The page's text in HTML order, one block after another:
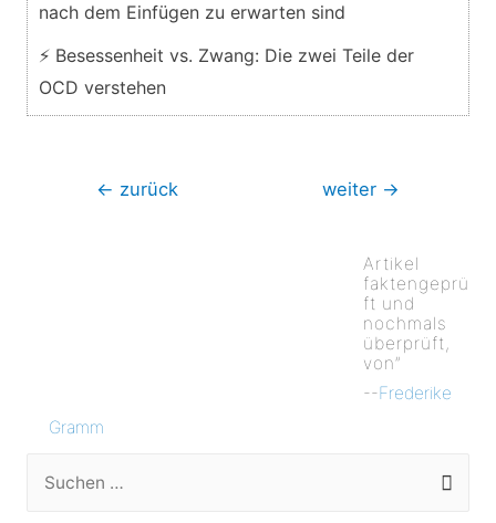
nach dem Einfügen zu erwarten sind
⚡ Besessenheit vs. Zwang: Die zwei Teile der
OCD verstehen
Beitragsnavigation
← zurück weiter →
Artikel
faktengeprü
ft und
nochmals
überprüft,
von”
--Frederike
Gramm